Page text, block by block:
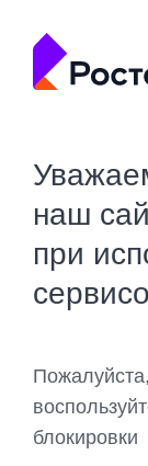
наш
при
блокировки